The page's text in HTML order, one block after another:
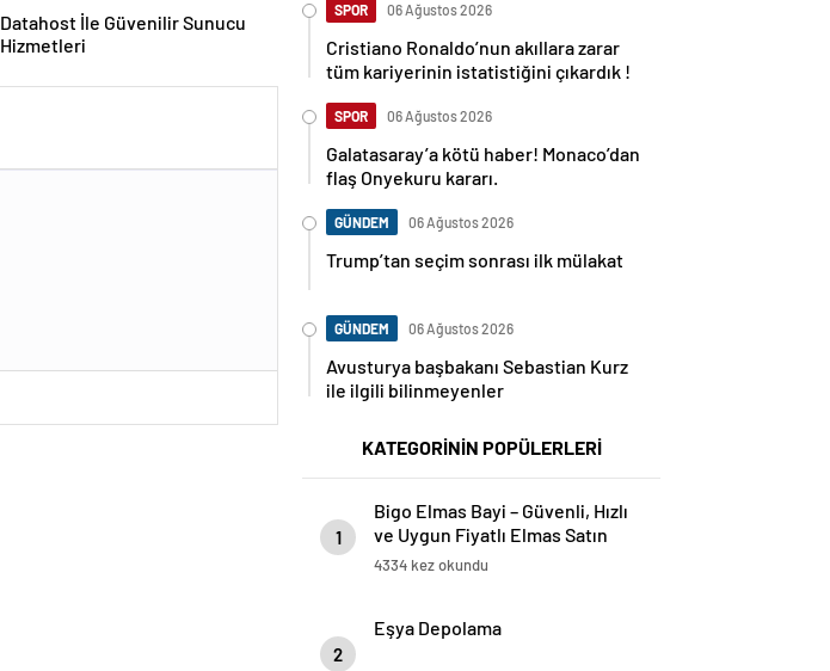
Datahost İle Güvenilir Sunucu
Hizmetleri
SPOR 06 Ağustos 2026
Cristiano Ronaldo’nun akıllara zarar
tüm kariyerinin istatistiğini çıkardık !
SPOR 06 Ağustos 2026
Galatasaray’a kötü haber! Monaco’dan
flaş Onyekuru kararı.
GÜNDEM 06 Ağustos 2026
Trump’tan seçim sonrası ilk mülakat
GÜNDEM 06 Ağustos 2026
Avusturya başbakanı Sebastian Kurz
ile ilgili bilinmeyenler
KATEGORİNİN POPÜLERLERİ
1
Bigo Elmas Bayi – Güvenli, Hızlı
ve Uygun Fiyatlı Elmas Satın
Almanın Yeni Adresi
4334 kez okundu
2
Eşya Depolama